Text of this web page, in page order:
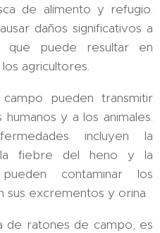
de alimento y refugio.
daños significativos a
que puede resultar en
agricultores.
pueden transmitir
y a los animales.
incluyen la
fiebre del heno y la
contaminar los
sus excrementos y orina.
de ratones de campo, es